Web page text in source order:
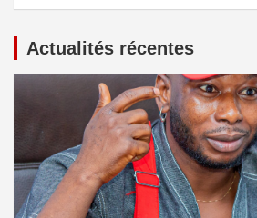
Actualités récentes